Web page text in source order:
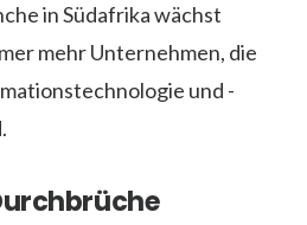
in Südafrika wächst
mehr Unternehmen, die
und -